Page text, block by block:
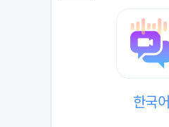
한국어